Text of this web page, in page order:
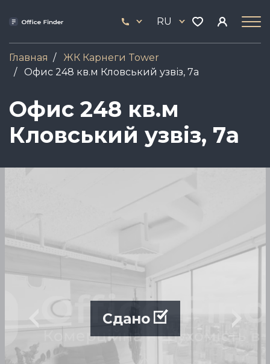
содержанию
444
17
RU
Главная
ЖК Карнеги Tower
Офис 248 кв.м Кловський узвіз, 7а
Офис 248 кв.м
Кловський узвіз, 7а
Сдано